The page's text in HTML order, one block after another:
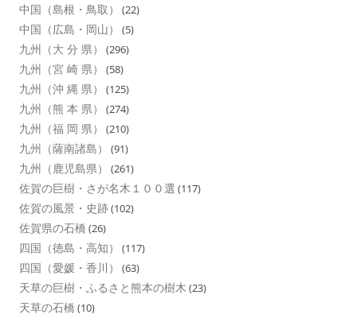
中国（島根・鳥取） (22)
中国（広島・岡山） (5)
九州（大 分 県） (296)
九州（宮 崎 県） (58)
九州（沖 縄 県） (125)
九州（熊 本 県） (274)
九州（福 岡 県） (210)
九州（薩南諸島） (91)
九州（鹿児島県） (261)
佐賀の巨樹・さが名木１００選 (117)
佐賀の風景・史跡(102)
佐賀県の石橋 (26)
四国（徳島・高知） (117)
四国（愛媛・香川） (63)
天草の巨樹・ふるさと熊本の樹木 (23)
天草の石橋 (10)